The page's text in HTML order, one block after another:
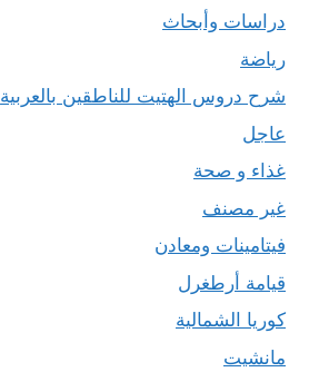
دراسات وأبحاث
رياضة
شرح دروس الهتيت للناطقين بالعربية
عاجل
غذاء و صحة
غير مصنف
فيتامينات ومعادن
قيامة أرطغرل
كوريا الشمالية
مانشيت